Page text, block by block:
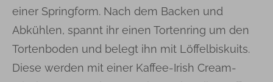
einer Springform. Nach dem Backen und
Abkühlen, spannt ihr einen Tortenring um den
Tortenboden und belegt ihn mit Löffelbiskuits.
Diese werden mit einer Kaffee-Irish Cream-